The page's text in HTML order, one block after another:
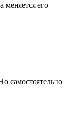
меняется его
самостоятельно